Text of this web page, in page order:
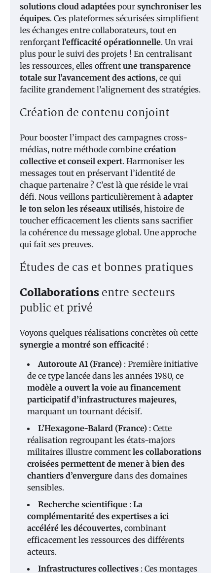
solutions cloud adaptées pour synchroniser les
équipes. Ces plateformes sécurisées simplifient
les échanges entre collaborateurs, tout en
renforçant l’efficacité opérationnelle. Un vrai
plus pour le suivi des projets ! En centralisant
les ressources, elles offrent une transparence
totale sur l’avancement des actions, ce qui
facilite grandement l’alignement des stratégies.
Création de contenu conjoint
Pour booster l’impact des campagnes cross-
médias, notre méthode combine création
collective et conseil expert. Harmoniser les
messages tout en préservant l’identité de
chaque partenaire ? C’est là que réside le vrai
défi. Nous veillons particulièrement à adapter
le ton selon les réseaux utilisés, histoire de
toucher efficacement les clients sans sacrifier
la cohérence du message global. Une approche
qui fait ses preuves.
Études de cas et bonnes pratiques
Collaborationsentre secteurs
public et privé
Voyons quelques réalisations concrètes où cette
synergie a montré son efficacité :
Autoroute A1 (France) : Première initiative
de ce type lancée dans les années 1980, ce
modèle a ouvert la voie au financement
participatif d’infrastructures majeures,
marquant un tournant décisif.
L’Hexagone-Balard (France) : Cette
réalisation regroupant les états-majors
militaires illustre comment les collaborations
croisées permettent de mener à bien des
chantiers d’envergure dans des domaines
sensibles.
Recherche scientifique : La
complémentarité des expertises a ici
accéléré les découvertes, combinant
efficacement les ressources des différents
acteurs.
Infrastructures collectives : Ces montages